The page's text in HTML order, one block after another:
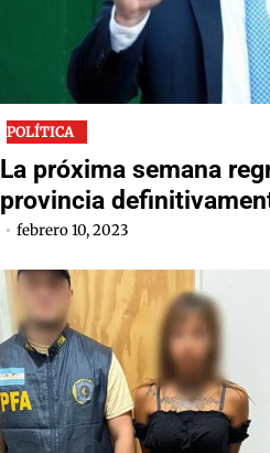
POLÍTICA
La próxima semana
provincia
febrero 10, 2023